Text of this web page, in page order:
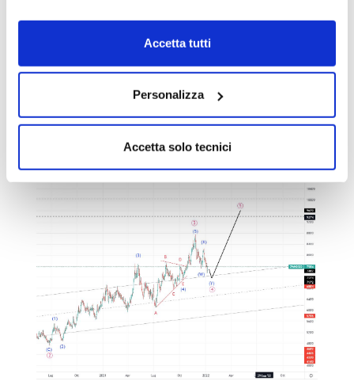
Accetta tutti
Personalizza
Accetta solo tecnici
norma piuttosto rari, quindi a meno di una
sfiga di Mingardiana memoria, il doppio
la successiva onda [5] dovrebbe rivelarsi
un’autostrada rialzista.